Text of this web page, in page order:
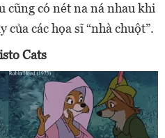
cũng có nét na ná nhau khi
các họa sĩ “nhà chuột”.
Cats